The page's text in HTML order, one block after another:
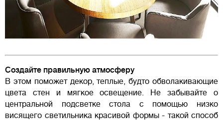
Создайте правильную атмосферу
В этом поможет декор, теплые, будто обволакивающие
цвета стен и мягкое освещение. Не забывайте о
центральной подсветке стола с помощью низко
висящего светильника красивой формы - такой способ